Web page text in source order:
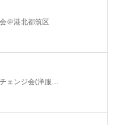
＠港北都筑区
ェンジ会(洋服…